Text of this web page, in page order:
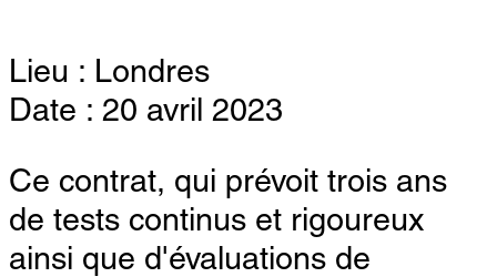
Lieu : Londres
Date : 20 avril 2023
Ce contrat, qui prévoit trois ans
de tests continus et rigoureux
ainsi que d'évaluations de